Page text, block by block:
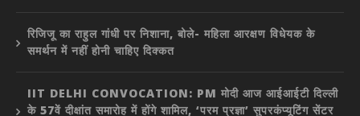
रिजिजू का राहुल गांधी पर निशाना, बोले- महिला आरक्षण विधेयक के
समर्थन में नहीं होनी चाहिए दिक्कत
IIT DELHI CONVOCATION: PM मोदी आज आईआईटी दिल्ली
के 57वें दीक्षांत समारोह में होंगे शामिल, ‘परम प्रज्ञा’ सुपरकंप्यूटिंग सेंटर